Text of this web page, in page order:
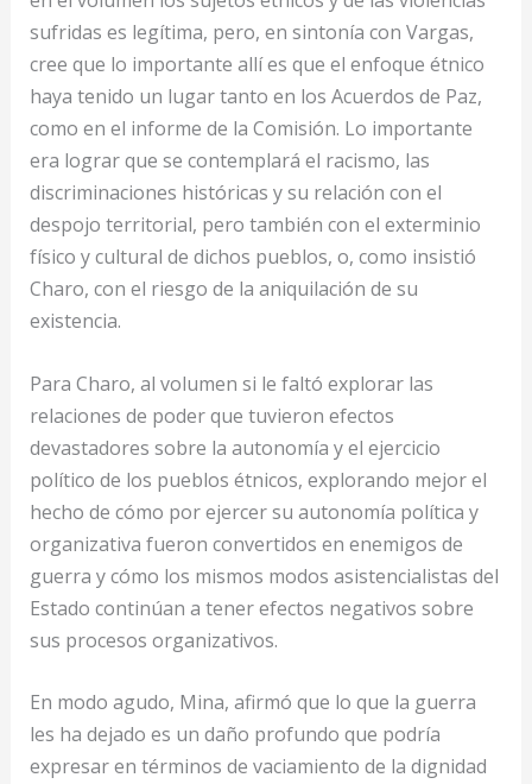
sufridas es legítima, pero, en sintonía con Vargas,
cree que lo importante allí es que el enfoque étnico
haya tenido un lugar tanto en los Acuerdos de Paz,
como en el informe de la Comisión. Lo importante
era lograr que se contemplará el racismo, las
discriminaciones históricas y su relación con el
despojo territorial, pero también con el exterminio
físico y cultural de dichos pueblos, o, como insistió
Charo, con el riesgo de la aniquilación de su
existencia.
Para Charo, al volumen si le faltó explorar las
relaciones de poder que tuvieron efectos
devastadores sobre la autonomía y el ejercicio
político de los pueblos étnicos, explorando mejor el
hecho de cómo por ejercer su autonomía política y
organizativa fueron convertidos en enemigos de
guerra y cómo los mismos modos asistencialistas del
Estado continúan a tener efectos negativos sobre
sus procesos organizativos.
En modo agudo, Mina, afirmó que lo que la guerra
les ha dejado es un daño profundo que podría
expresar en términos de vaciamiento de la dignidad